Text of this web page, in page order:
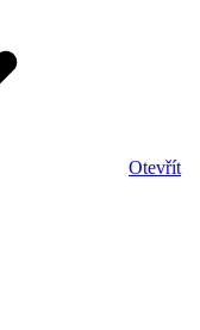
Otevřít